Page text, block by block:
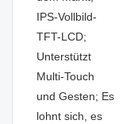
IPS-Vollbild-
TFT-LCD;
Unterstützt
Multi-Touch
und Gesten; Es
lohnt sich, es